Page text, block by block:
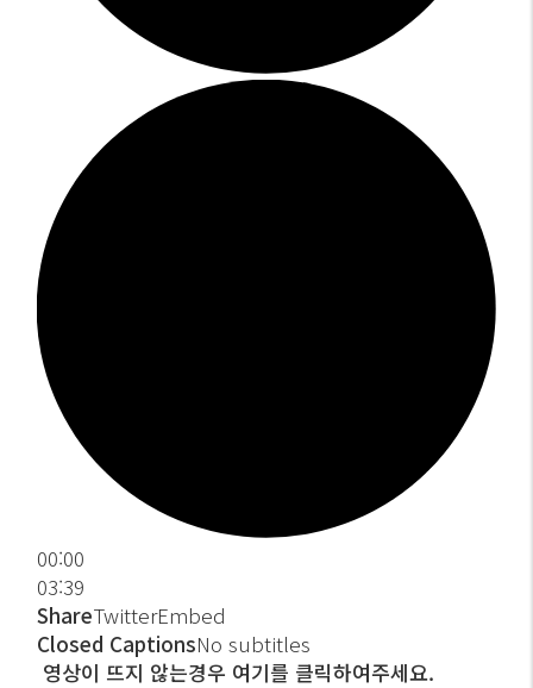
00:00
03:39
ShareTwitterEmbed
Closed CaptionsNo subtitles
영상이 뜨지 않는경우 여기를 클릭하여주세요.